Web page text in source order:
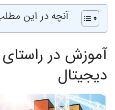
آنچه در این
آموزش در راستای
دیجیتال